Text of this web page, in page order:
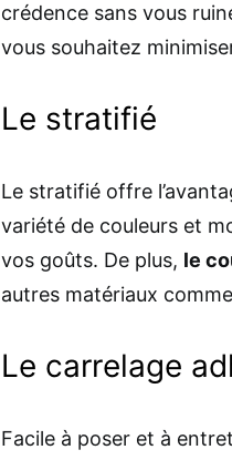
crédence sans vous
vous souhaitez
Le stratifié
Le stratifié offre
variété de couleurs et
vos goûts. De plus, le
autres matériaux
Le carrelage
Facile à poser et à